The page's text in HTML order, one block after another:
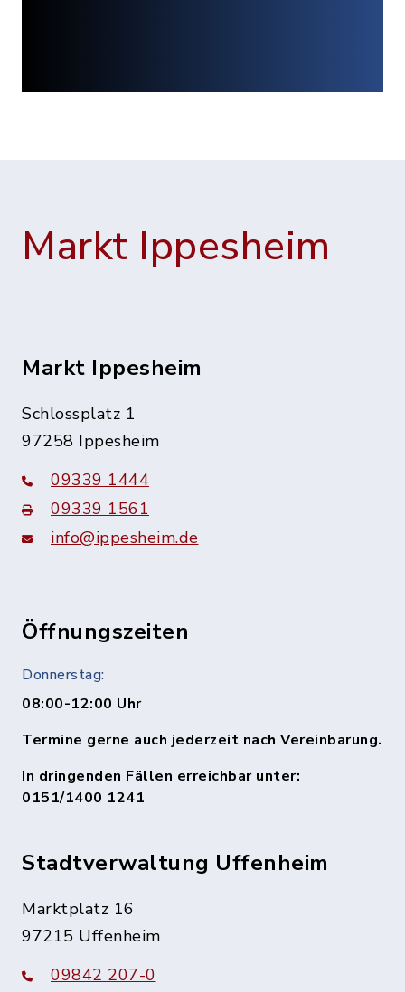
Markt Ippesheim
Markt Ippesheim
Schlossplatz 1
97258 Ippesheim
09339 1444
09339 1561
info@ippesheim.de
Öffnungszeiten
Donnerstag:
08:00-12:00 Uhr
Termine gerne auch jederzeit nach Vereinbarung.
In dringenden Fällen erreichbar unter:
0151/1400 1241
Stadtverwaltung Uffenheim
Marktplatz 16
97215 Uffenheim
09842 207-0